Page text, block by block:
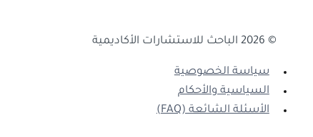
© 2026 الباحث للاستشارات الأكاديمية
سياسة الخصوصية
السياسية والأحكام
الأسئلة الشائعة (FAQ)